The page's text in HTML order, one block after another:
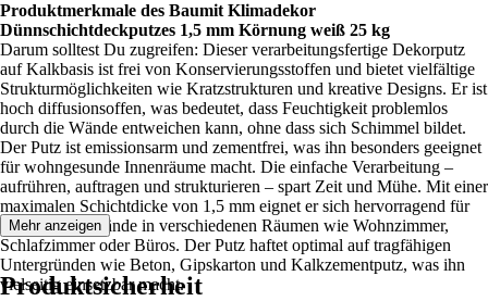
Produktmerkmale des Baumit Klimadekor
Dünnschichtdeckputzes 1,5 mm Körnung weiß 25 kg
Darum solltest Du zugreifen: Dieser verarbeitungsfertige Dekorputz
auf Kalkbasis ist frei von Konservierungsstoffen und bietet vielfältige
Strukturmöglichkeiten wie Kratzstrukturen und kreative Designs. Er ist
hoch diffusionsoffen, was bedeutet, dass Feuchtigkeit problemlos
durch die Wände entweichen kann, ohne dass sich Schimmel bildet.
Der Putz ist emissionsarm und zementfrei, was ihn besonders geeignet
für wohngesunde Innenräume macht. Die einfache Verarbeitung –
aufrühren, auftragen und strukturieren – spart Zeit und Mühe. Mit einer
maximalen Schichtdicke von 1,5 mm eignet er sich hervorragend für
Decken und Wände in verschiedenen Räumen wie Wohnzimmer,
Schlafzimmer oder Büros. Der Putz haftet optimal auf tragfähigen
Untergründen wie Beton, Gipskarton und Kalkzementputz, was ihn
vielseitig einsetzbar macht.
Mehr anzeigen
Produktsicherheit